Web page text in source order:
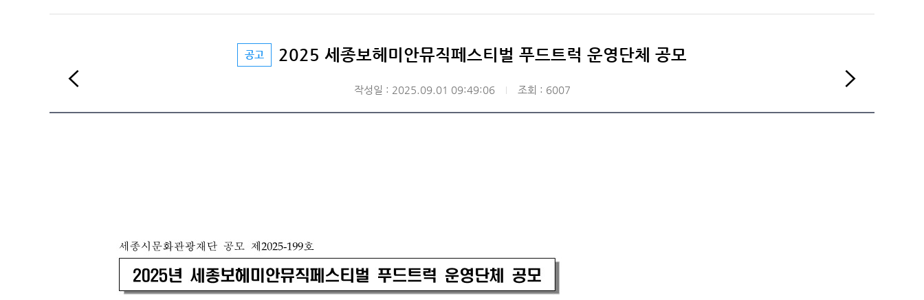
공고 2025 세종보헤미안뮤직페스티벌 푸드트럭 운영단체 공모
작성일 : 2025.09.01 09:49:06 조회 : 6007